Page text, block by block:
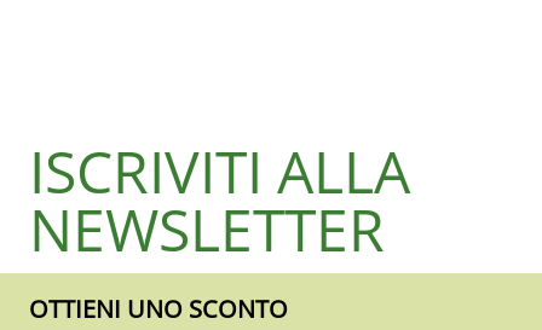
ISCRIVITI ALLA
NEWSLETTER
OTTIENI UNO SCONTO